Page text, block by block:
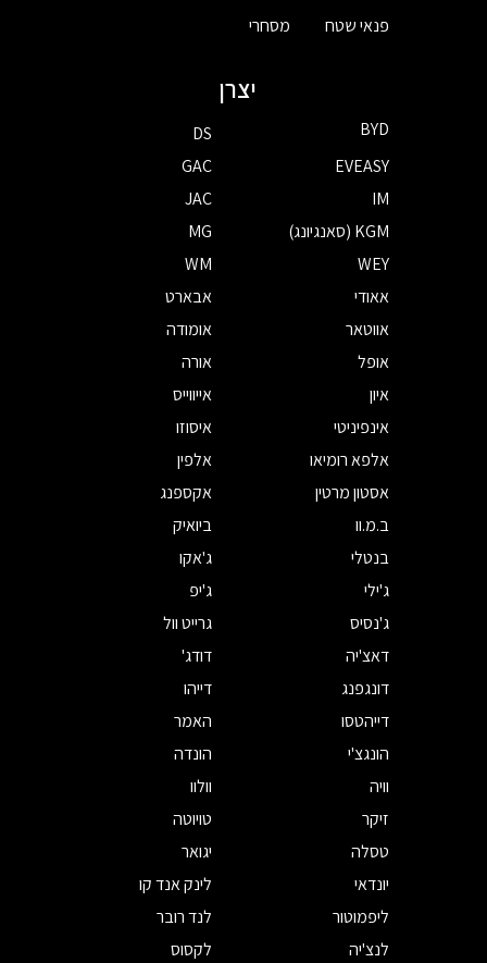
פנאי שטח
מסחרי
יצרן
BYD
DS
EVEASY
GAC
IM
JAC
KGM (סאנגיונג)
MG
WEY
WM
אאודי
אבארט
אווטאר
אומודה
אופל
אורה
איון
אייווייס
אינפיניטי
איסוזו
אלפא רומיאו
אלפין
אסטון מרטין
אקספנג
ב.מ.וו
ביואיק
בנטלי
ג'אקו
ג'ילי
ג'יפ
ג'נסיס
גרייט וול
דאצ'יה
דודג'
דונגפנג
דייהו
דייהטסו
האמר
הונגצ'י
הונדה
וויה
וולוו
זיקר
טויוטה
טסלה
יגואר
יונדאי
לינק אנד קו
ליפמוטור
לנד רובר
לנצ'יה
לקסוס